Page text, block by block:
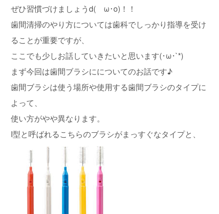
ぜひ習慣づけましょうd(ゝω･o)！！
歯間清掃のやり方については歯科でしっかり指導を受け
ることが重要ですが、
ここでも少しお話していきたいと思います(･ω･`*)
まず今回は歯間ブラシにについてのお話です♪
歯間ブラシは使う場所や使用する歯間ブラシのタイプに
よって、
使い方がやや異なります。
I型と呼ばれるこちらのブラシがまっすぐなタイプと、